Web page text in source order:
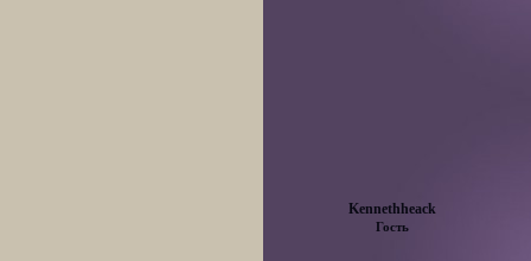
Kennethheack
Гость